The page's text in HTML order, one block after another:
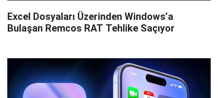
Excel Dosyaları Üzerinden Windows’a
Bulaşan Remcos RAT Tehlike Saçıyor